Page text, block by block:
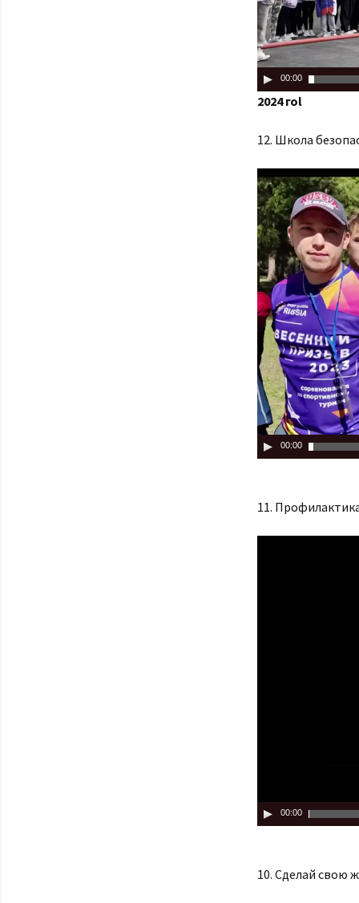
00:00
2024 гоl
12. Школа
00:00
11.
00:00
10. Сделай свою